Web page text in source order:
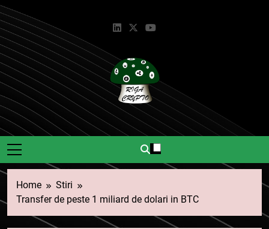
Skip
to
content
Riga Crypto
Știri Și Informații Despre
Criptomonede.
Home
Stiri
Transfer de peste 1 miliard de dolari in BTC